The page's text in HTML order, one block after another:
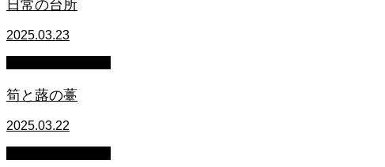
日常の台所
2025.03.23
筍と蕗の薹
2025.03.22